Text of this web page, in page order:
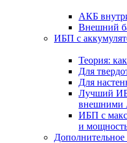
АКБ
Внешний
ИБП с
Теория:
Для
Для
Лучший
ИБП с
и